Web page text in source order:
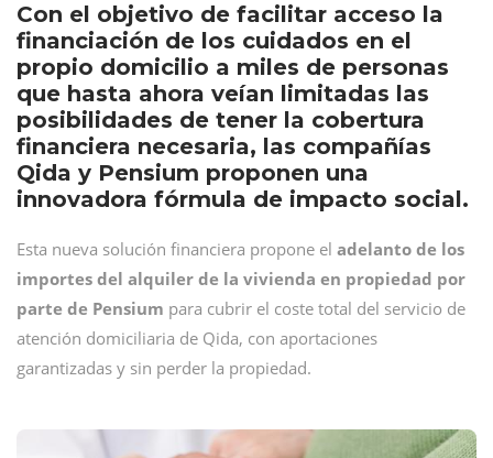
Con el objetivo de facilitar acceso la
financiación de los cuidados en el
propio domicilio a miles de personas
que hasta ahora veían limitadas las
posibilidades de tener la cobertura
financiera necesaria, las compañías
Qida y Pensium proponen una
innovadora fórmula de impacto social.
Esta nueva solución financiera propone el adelanto de los
importes del alquiler de la vivienda en propiedad por
parte de Pensium para cubrir el coste total del servicio de
atención domiciliaria de Qida, con aportaciones
garantizadas y sin perder la propiedad.